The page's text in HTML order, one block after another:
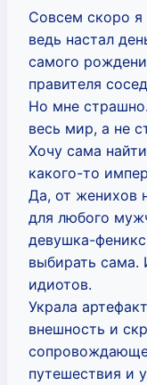
Совсем скоро
ведь настал
самого
правителя
Но мне
весь мир, а не
Хочу сама
какого-то
Да, от женихов
для любого
девушка-
выбирать сама.
идиотов.
Украла
внешность и
путешествия и